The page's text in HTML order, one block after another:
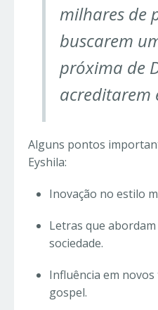
milhares de
buscarem
próxima de
acreditarem
Alguns pontos
Eyshila:
Inovação no estilo
Letras que
sociedade.
Influência em
gospel.